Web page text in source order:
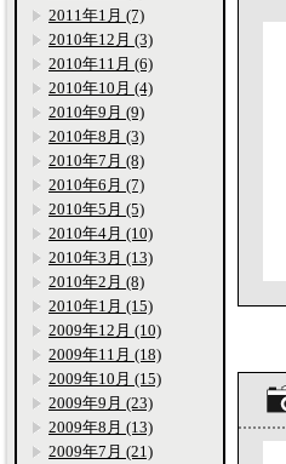
2011年1月 (7)
2010年12月 (3)
2010年11月 (6)
2010年10月 (4)
2010年9月 (9)
2010年8月 (3)
2010年7月 (8)
2010年6月 (7)
2010年5月 (5)
2010年4月 (10)
2010年3月 (13)
2010年2月 (8)
2010年1月 (15)
2009年12月 (10)
2009年11月 (18)
2009年10月 (15)
2009年9月 (23)
2009年8月 (13)
2009年7月 (21)